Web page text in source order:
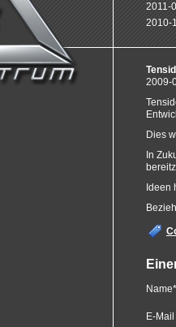
2011-
2010-
2009-
Dies
In
Ideen
Name*
E-